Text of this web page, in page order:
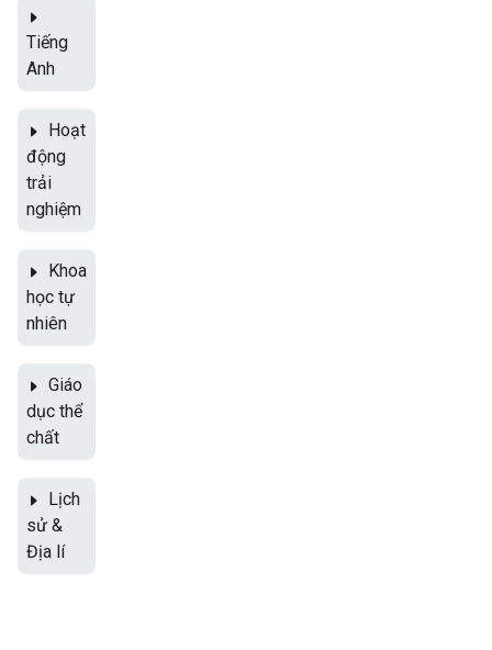
Tiếng
Anh
Hoạt
động
trải
nghiệm
Khoa
học tự
nhiên
Giáo
dục thể
chất
Lịch
sử &
Địa lí